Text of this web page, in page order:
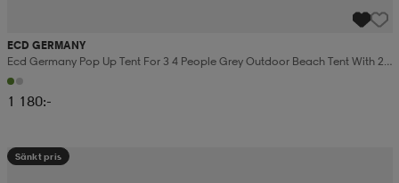
ECD GERMANY
Ecd Germany Pop Up Tent For 3 4 People Grey Outdoor Beach Tent With 2
Doors Weatherproof Camping
1 180:-
Sänkt pris